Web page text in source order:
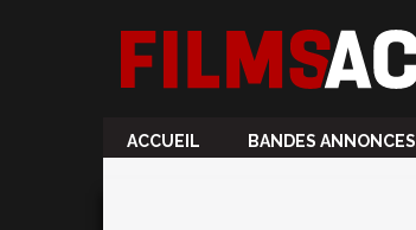
ACCUEIL BANDES ANNONCES